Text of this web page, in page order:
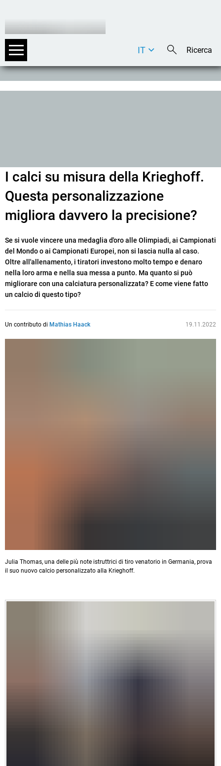
DE
IT
I calci su misura della Krieghoff.
Questa personalizzazione
migliora davvero la precisione?
Se si vuole vincere una medaglia d'oro alle Olimpiadi, ai Campionati
del Mondo o ai Campionati Europei, non si lascia nulla al caso.
Oltre all'allenamento, i tiratori investono molto tempo e denaro
nella loro arma e nella sua messa a punto. Ma quanto si può
migliorare con una calciatura personalizzata? E come viene fatto
un calcio di questo tipo?
Un contributo di Mathias Haack 19.11.2022
Julia Thomas, una delle più note istruttrici di tiro venatorio in Germania, prova
il suo nuovo calcio personalizzato alla Krieghoff.